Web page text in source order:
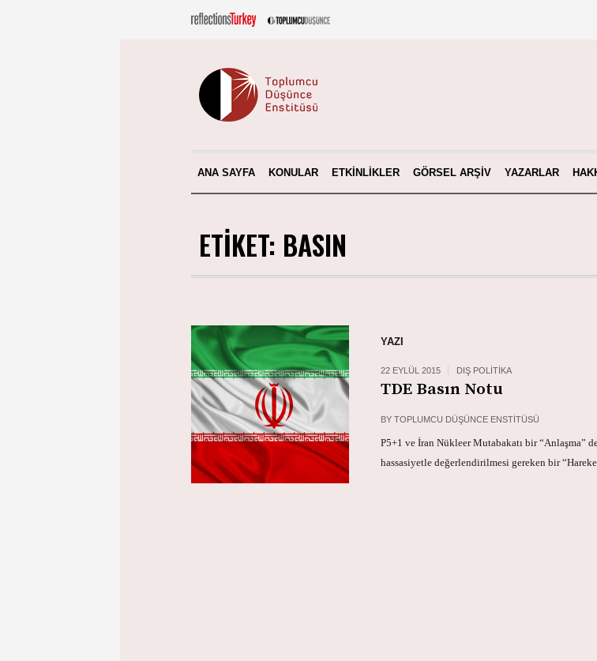
ANA SAYFA KONULAR ETKINLIKLER GÖRSEL ARŞIV YAZARLAR
ETIKET: BASIN
YAZI
22 EYLÜL 2015 DIŞ POLITIKA
TDE Basın Notu
BY TOPLUMCU DÜŞÜNCE ENSTITÜSÜ
P5+1 ve İran Nükleer Mutabakatı bir “Anlaşma”
hassasiyetle değerlendirilmesi gereken bir